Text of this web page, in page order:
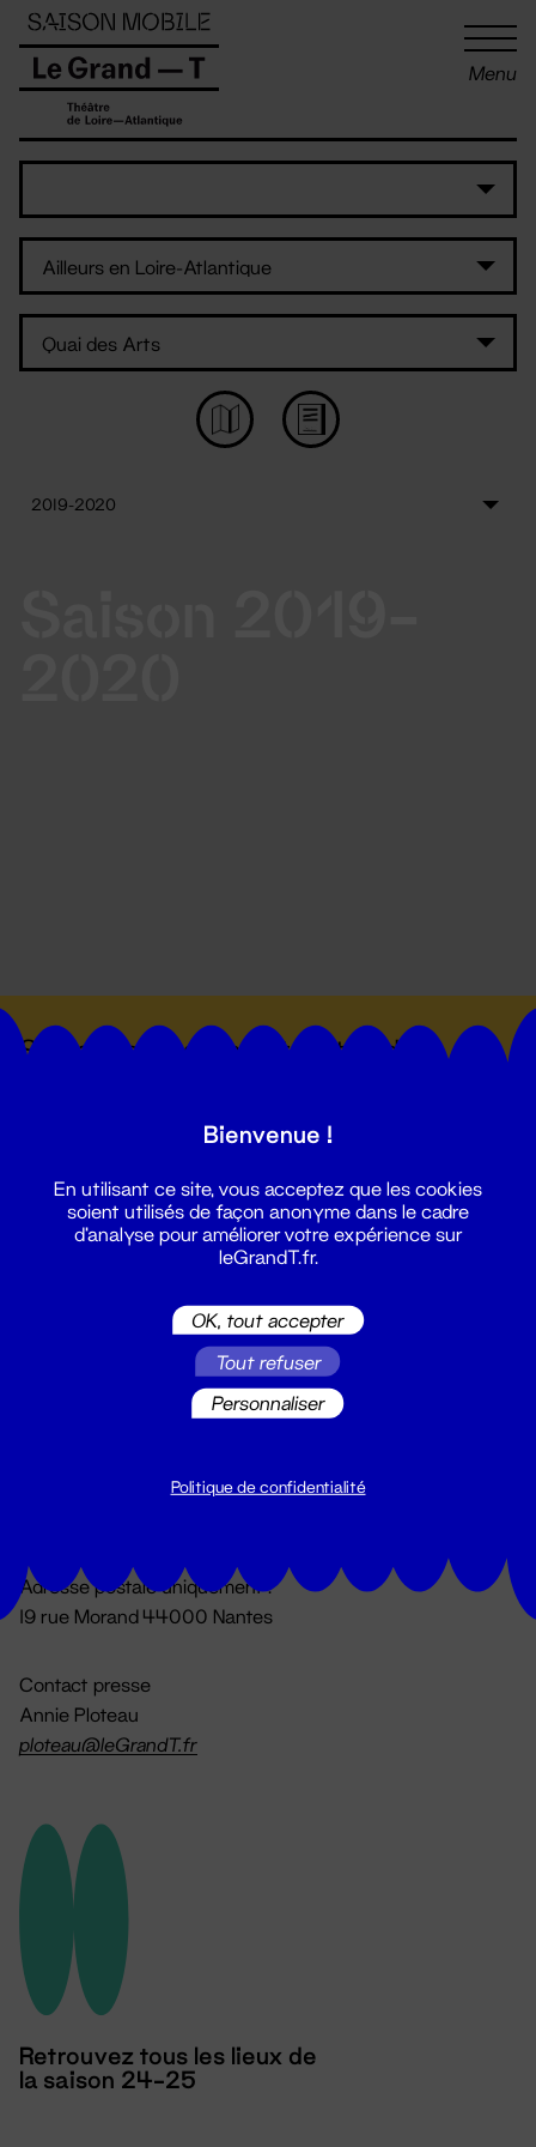
Menu
Suivez toutes les actualités du
Du lundi au vendredi 14h → 18h
Adresse postale uniquement :
19 rue Morand 44000 Nantes
Contact presse
Annie Ploteau
ploteau@leGrandT.fr
Retrouvez tous les lieux de
la saison 24-25
Panneau de gestion des cookies
Bienvenue !
En utilisant ce site, vous acceptez que les cookies
soient utilisés de façon anonyme dans le cadre
d'analyse pour améliorer votre expérience sur
leGrandT.fr.
OK, tout accepter
Tout refuser
Personnaliser
Politique de confidentialité